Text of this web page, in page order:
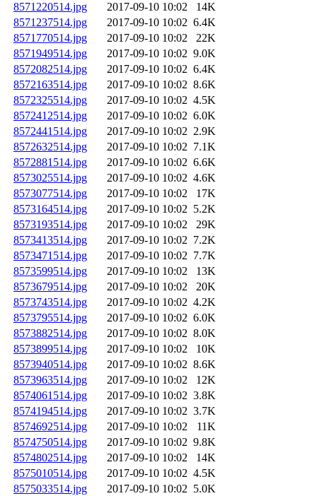
8571220514.jpg
2017-09-10 10:02
14K
8571237514.jpg
2017-09-10 10:02 6.4K
8571770514.jpg
2017-09-10 10:02
22K
8571949514.jpg
2017-09-10 10:02 9.0K
8572082514.jpg
2017-09-10 10:02 6.4K
8572163514.jpg
2017-09-10 10:02 8.6K
8572325514.jpg
2017-09-10 10:02 4.5K
8572412514.jpg
2017-09-10 10:02 6.0K
8572441514.jpg
2017-09-10 10:02 2.9K
8572632514.jpg
2017-09-10 10:02 7.1K
8572881514.jpg
2017-09-10 10:02 6.6K
8573025514.jpg
2017-09-10 10:02 4.6K
8573077514.jpg
2017-09-10 10:02
17K
8573164514.jpg
2017-09-10 10:02 5.2K
8573193514.jpg
2017-09-10 10:02
29K
8573413514.jpg
2017-09-10 10:02 7.2K
8573471514.jpg
2017-09-10 10:02 7.7K
8573599514.jpg
2017-09-10 10:02
13K
8573679514.jpg
2017-09-10 10:02
20K
8573743514.jpg
2017-09-10 10:02 4.2K
8573795514.jpg
2017-09-10 10:02 6.0K
8573882514.jpg
2017-09-10 10:02 8.0K
8573899514.jpg
2017-09-10 10:02
10K
8573940514.jpg
2017-09-10 10:02 8.6K
8573963514.jpg
2017-09-10 10:02
12K
8574061514.jpg
2017-09-10 10:02 3.8K
8574194514.jpg
2017-09-10 10:02 3.7K
8574692514.jpg
2017-09-10 10:02
11K
8574750514.jpg
2017-09-10 10:02 9.8K
8574802514.jpg
2017-09-10 10:02
14K
8575010514.jpg
2017-09-10 10:02 4.5K
8575033514.jpg
2017-09-10 10:02 5.0K